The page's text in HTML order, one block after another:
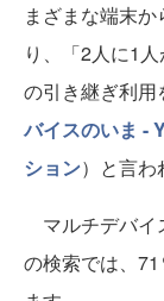
まざまな端末
り、「2人に1
の引き継ぎ利用
バイスのいま -
ション）と言わ
マルチデバイ
の検索では、